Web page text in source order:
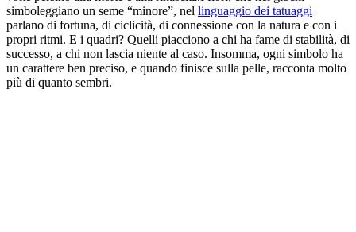
simboleggiano un seme “minore”, nel linguaggio dei tatuaggi
parlano di fortuna, di ciclicità, di connessione con la natura e con i
propri ritmi. E i quadri? Quelli piacciono a chi ha fame di stabilità, di
successo, a chi non lascia niente al caso. Insomma, ogni simbolo ha
un carattere ben preciso, e quando finisce sulla pelle, racconta molto
più di quanto sembri.